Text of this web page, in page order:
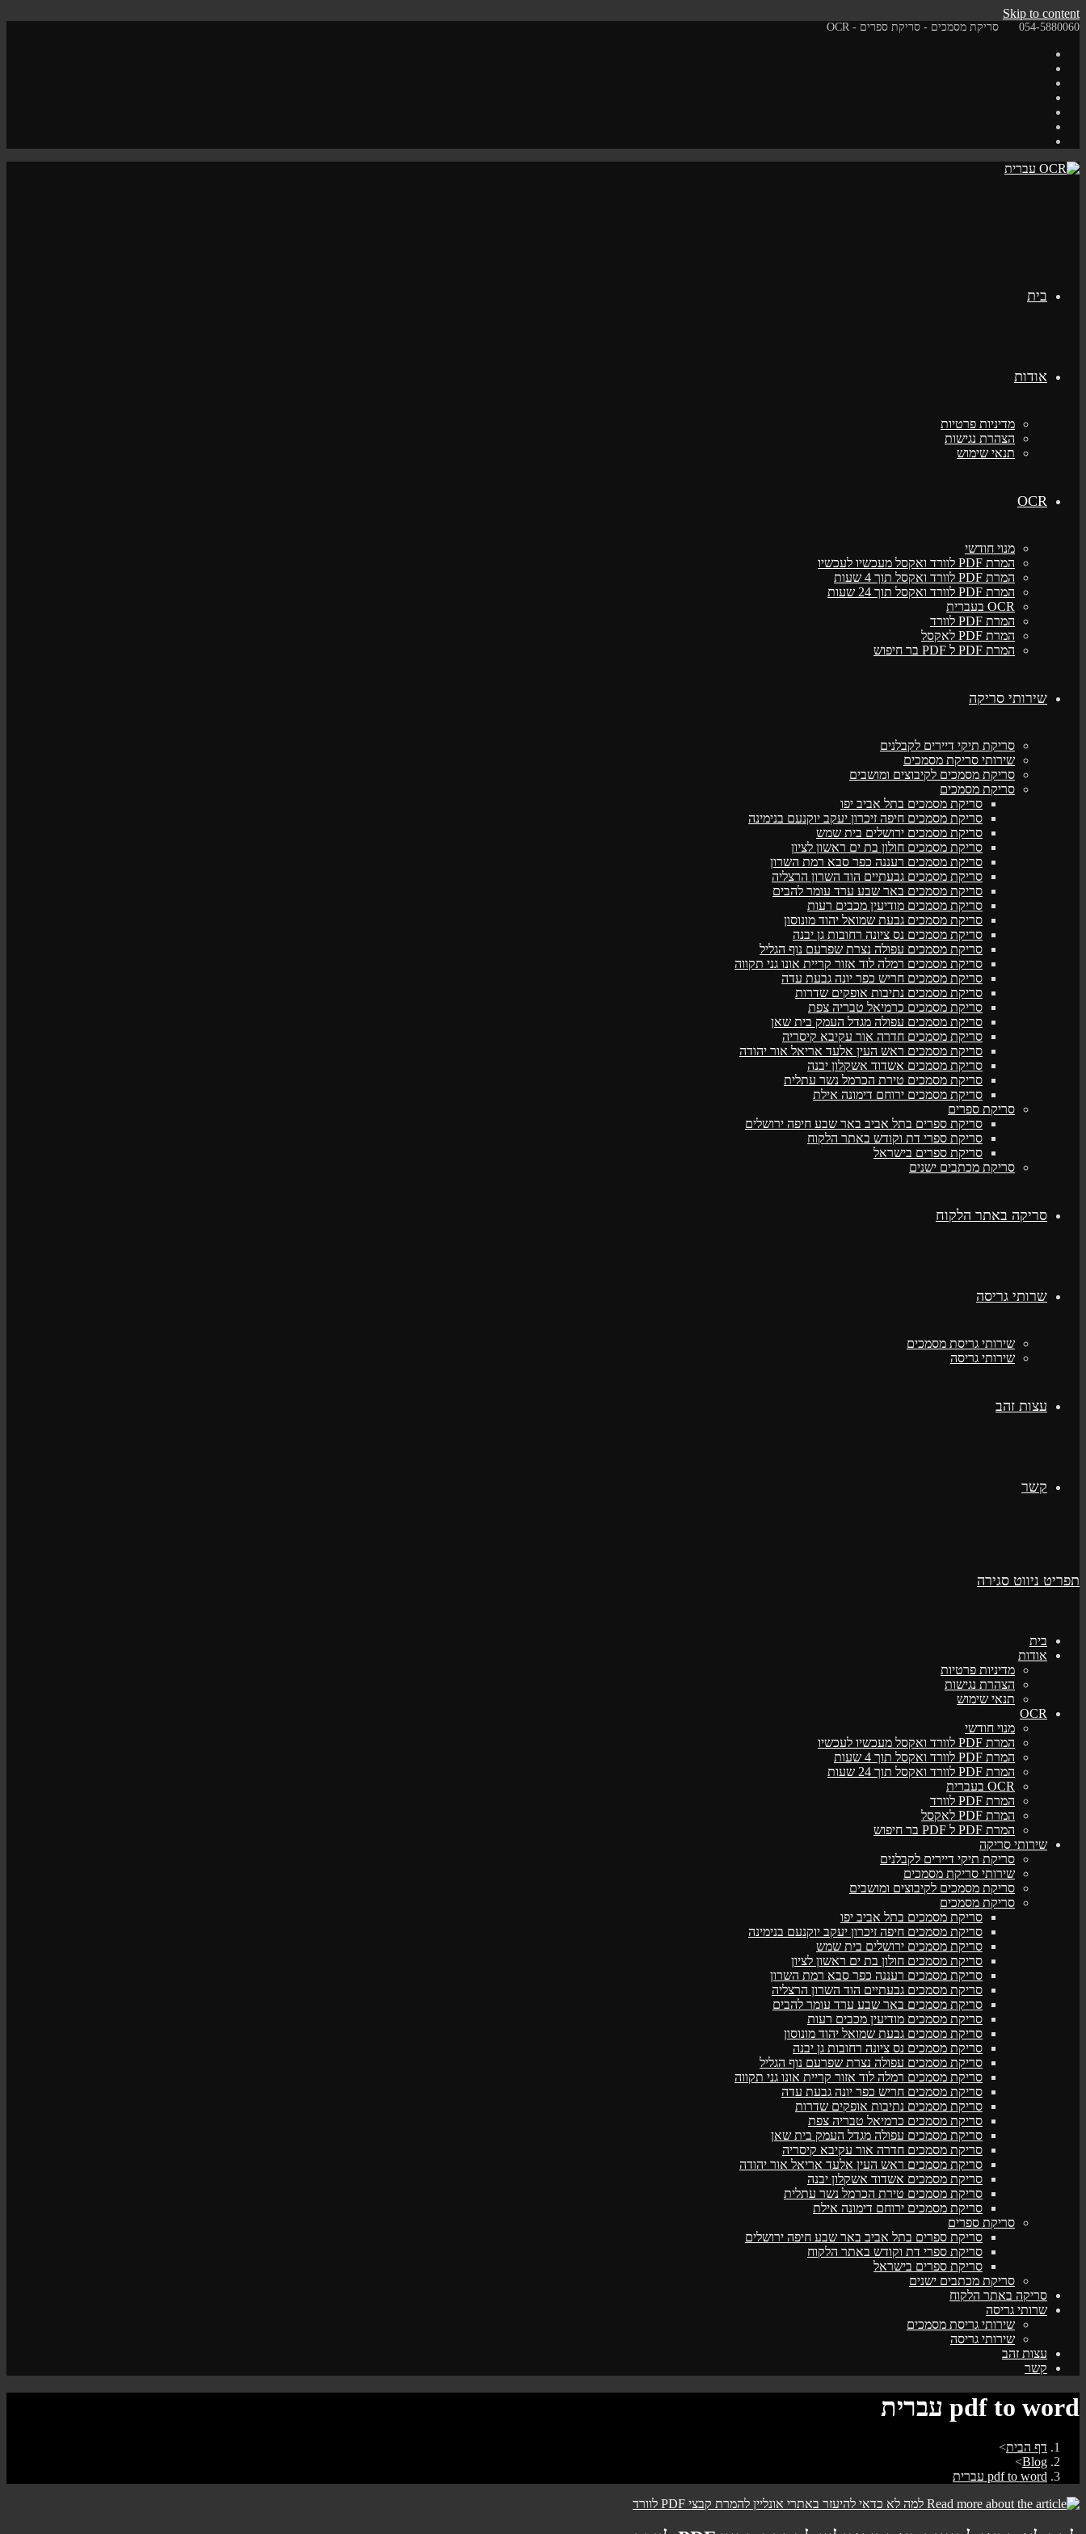
Skip to content
054-5880060 סריקת מסמכים - סריקת ספרים - OCR
בית
אודות
מדיניות פרטיות
הצהרת נגישות
תנאי שימוש
OCR
מנוי חודשי
המרת PDF לוורד ואקסל מעכשיו לעכשיו
המרת PDF לוורד ואקסל תוך 4 שעות
המרת PDF לוורד ואקסל תוך 24 שעות
OCR בעברית
המרת PDF לוורד
המרת PDF לאקסל
המרת PDF ל PDF בר חיפוש
שירותי סריקה
סריקת תיקי דיירים לקבלנים
שירותי סריקת מסמכים
סריקת מסמכים לקיבוצים ומושבים
סריקת מסמכים
סריקת מסמכים בתל אביב יפו
סריקת מסמכים חיפה זיכרון יעקב יוקנעם בנימינה
סריקת מסמכים ירושלים בית שמש
סריקת מסמכים חולון בת ים ראשון לציון
סריקת מסמכים רעננה כפר סבא רמת השרון
סריקת מסמכים גבעתיים הוד השרון הרצליה
סריקת מסמכים באר שבע ערד עומר להבים
סריקת מסמכים מודיעין מכבים רעות
סריקת מסמכים גבעת שמואל יהוד מונוסון
סריקת מסמכים נס ציונה רחובות גן יבנה
סריקת מסמכים עפולה נצרת שפרעם נוף הגליל
סריקת מסמכים רמלה לוד אזור קריית אונו גני תקווה
סריקת מסמכים חריש כפר יונה גבעת עדה
סריקת מסמכים נתיבות אופקים שדרות
סריקת מסמכים כרמיאל טבריה צפת
סריקת מסמכים עפולה מגדל העמק בית שאן
סריקת מסמכים חדרה אור עקיבא קיסריה
סריקת מסמכים ראש העין אלעד אריאל אור יהודה
סריקת מסמכים אשדוד אשקלון יבנה
סריקת מסמכים טירת הכרמל נשר עתלית
סריקת מסמכים ירוחם דימונה אילת
סריקת ספרים
סריקת ספרים בתל אביב באר שבע חיפה ירושלים
סריקת ספרי דת וקודש באתר הלקוח
סריקת ספרים בישראל
סריקת מכתבים ישנים
סריקה באתר הלקוח
שרותי גריסה
שירותי גריסת מסמכים
שירותי גריסה
עצות זהב
קשר
תפריט ניווט סגירה
בית
אודות
מדיניות פרטיות
הצהרת נגישות
תנאי שימוש
OCR
מנוי חודשי
המרת PDF לוורד ואקסל מעכשיו לעכשיו
המרת PDF לוורד ואקסל תוך 4 שעות
המרת PDF לוורד ואקסל תוך 24 שעות
OCR בעברית
המרת PDF לוורד
המרת PDF לאקסל
המרת PDF ל PDF בר חיפוש
שירותי סריקה
סריקת תיקי דיירים לקבלנים
שירותי סריקת מסמכים
סריקת מסמכים לקיבוצים ומושבים
סריקת מסמכים
סריקת מסמכים בתל אביב יפו
סריקת מסמכים חיפה זיכרון יעקב יוקנעם בנימינה
סריקת מסמכים ירושלים בית שמש
סריקת מסמכים חולון בת ים ראשון לציון
סריקת מסמכים רעננה כפר סבא רמת השרון
סריקת מסמכים גבעתיים הוד השרון הרצליה
סריקת מסמכים באר שבע ערד עומר להבים
סריקת מסמכים מודיעין מכבים רעות
סריקת מסמכים גבעת שמואל יהוד מונוסון
סריקת מסמכים נס ציונה רחובות גן יבנה
סריקת מסמכים עפולה נצרת שפרעם נוף הגליל
סריקת מסמכים רמלה לוד אזור קריית אונו גני תקווה
סריקת מסמכים חריש כפר יונה גבעת עדה
סריקת מסמכים נתיבות אופקים שדרות
סריקת מסמכים כרמיאל טבריה צפת
סריקת מסמכים עפולה מגדל העמק בית שאן
סריקת מסמכים חדרה אור עקיבא קיסריה
סריקת מסמכים ראש העין אלעד אריאל אור יהודה
סריקת מסמכים אשדוד אשקלון יבנה
סריקת מסמכים טירת הכרמל נשר עתלית
סריקת מסמכים ירוחם דימונה אילת
סריקת ספרים
סריקת ספרים בתל אביב באר שבע חיפה ירושלים
סריקת ספרי דת וקודש באתר הלקוח
סריקת ספרים בישראל
סריקת מכתבים ישנים
סריקה באתר הלקוח
שרותי גריסה
שירותי גריסת מסמכים
שירותי גריסה
עצות זהב
קשר
pdf to word עברית
דף הבית>
Blog
>
pdf to word עברית